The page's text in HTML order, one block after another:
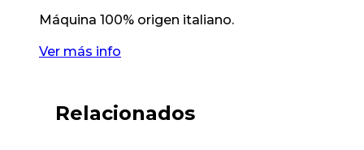
Máquina 100% origen italiano.
Ver más info
Relacionados